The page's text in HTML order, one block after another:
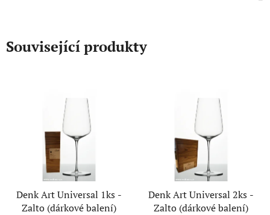
Související produkty
Denk Art Universal 1ks -
Zalto (dárkové balení)
Denk Art Universal 2ks -
Zalto (dárkové balení)